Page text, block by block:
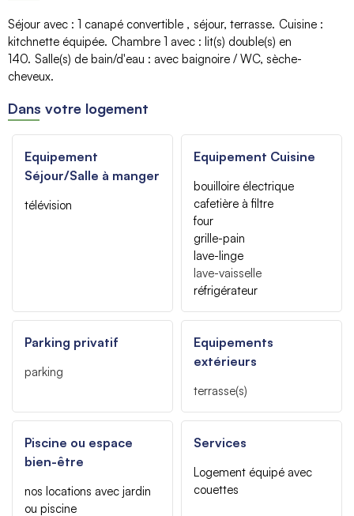
Séjour avec : 1 canapé convertible séjour terrasse Cuisine :
kitchnette équipée Chambre 1 avec : lit(s) double(s) en
140 Salle(s) de bain/d'eau : avec baignoire / WC sèche-
cheveux
Dans votre logement
Equipement
Séjour/Salle à manger
télévision
Equipement Cuisine
bouilloire électrique
cafetière à filtre
four
grille-pain
lave-linge
lave-vaisselle
réfrigérateur
Parking privatif
parking
Equipements
extérieurs
terrasse(s)
Piscine ou espace
bien-être
nos locations avec jardin
ou piscine
Services
Logement équipé avec
couettes